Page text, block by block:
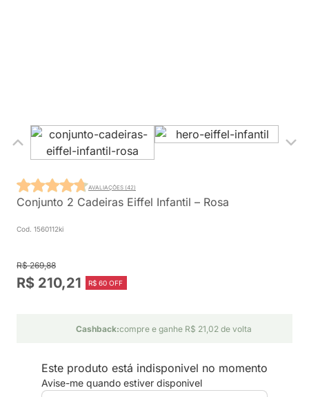
Conjunto 2 Cadeiras Eiffel Infantil – Rosa
Cod. 1560112ki
AVALIAÇÕES (42)
R$ 269,88
R$ 210,21 R$ 60 OFF
Cashback:compre e ganhe R$ 21,02 de volta
Este produto está indisponivel no momento
Avise-me quando estiver disponivel